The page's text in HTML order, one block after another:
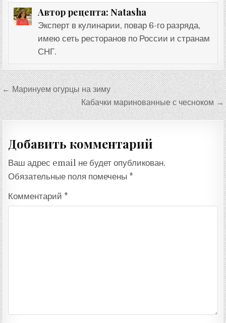
Автор рецепта: Natasha
Эксперт в кулинарии, повар 6-го разряда,
имею сеть ресторанов по России и странам
СНГ.
Навигация
по
записям
← Маринуем огурцы на зиму
Кабачки маринованные с чесноком →
Добавить комментарий
Ваш адрес email не будет опубликован.
Обязательные поля помечены *
Комментарий *